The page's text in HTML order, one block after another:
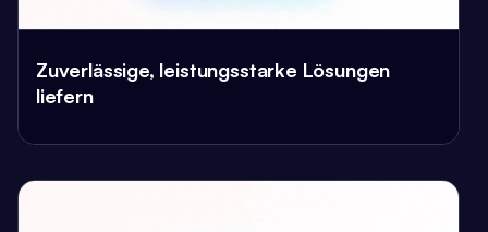
Zuverlässige, leistungsstarke Lösungen
liefern